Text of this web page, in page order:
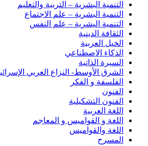
التنمية البشرية – التربية والتعليم
التنمية البشرية – علم الاجتماع
التنمية اليشرية – علم النفس
الثقافة الدينية
الخيل العربية
الذكاء الاصطناعي
السيرة الذاتية
الشرق الأوسط- النزاع العربي
الفلسفة و الفكر
الفنون
الفنون التشكيلية
اللغة العربية
اللغة و القواميس و المعاجم
اللغة والقواميس
المسرح